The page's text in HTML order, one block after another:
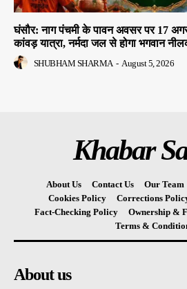
घंसौर: नाग पंचमी के पावन अवसर पर 17
कांवड़ यात्रा, नर्मदा जल से होगा भगवान
SHUBHAM SHARMA - August 5, 2026
Khabar
About Us Contact Us Our Team
Cookies Policy
Corrections
Fact-Checking Policy
Ownership &
Terms &
About us